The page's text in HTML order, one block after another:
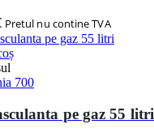
Pretul nu contine TVA
700
pe gaz 55 litri